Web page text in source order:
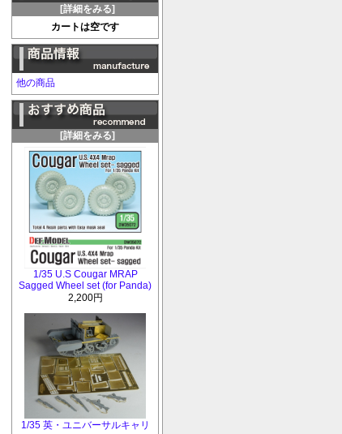
[詳細をみる]
カートは空です
他の商品
[詳細をみる]
1/35 U.S Cougar MRAP
Sagged Wheel set (for Panda)
2,200円
1/35 英・ユニバーサルキャリ